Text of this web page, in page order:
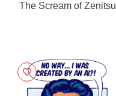
The Scream of Zenitsu